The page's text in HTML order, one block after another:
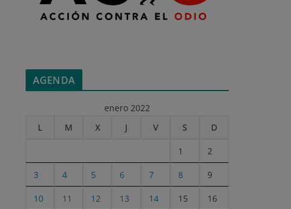
AGENDA
enero 2022
L
M X J V S D
1 2
3 4 5 6 7 8 9
10 11 12 13 14 15 16